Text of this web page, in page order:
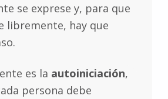
se exprese y, para que
libremente, hay que
es la autoiniciación,
persona debe